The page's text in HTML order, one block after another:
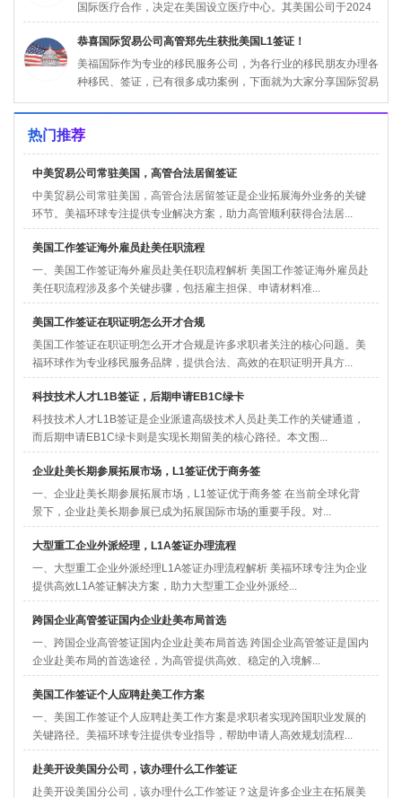
国际医疗合作，决定在美国设立医疗中心。其美国公司于2024
年3月...
恭喜国际贸易公司高管郑先生获批美国L1签证！
美福国际作为专业的移民服务公司，为各行业的移民朋友办理各
种移民、签证，已有很多成功案例，下面就为大家分享国际贸易
公司高管...
热门推荐
中美贸易公司常驻美国，高管合法居留签证
中美贸易公司常驻美国，高管合法居留签证是企业拓展海外业务的关键
环节。美福环球专注提供专业解决方案，助力高管顺利获得合法居...
美国工作签证海外雇员赴美任职流程
一、美国工作签证海外雇员赴美任职流程解析 美国工作签证海外雇员赴
美任职流程涉及多个关键步骤，包括雇主担保、申请材料准...
美国工作签证在职证明怎么开才合规
美国工作签证在职证明怎么开才合规是许多求职者关注的核心问题。美
福环球作为专业移民服务品牌，提供合法、高效的在职证明开具方...
科技技术人才L1B签证，后期申请EB1C绿卡
科技技术人才L1B签证是企业派遣高级技术人员赴美工作的关键通道，
而后期申请EB1C绿卡则是实现长期留美的核心路径。本文围...
企业赴美长期参展拓展市场，L1签证优于商务签
一、企业赴美长期参展拓展市场，L1签证优于商务签 在当前全球化背
景下，企业赴美长期参展已成为拓展国际市场的重要手段。对...
大型重工企业外派经理，L1A签证办理流程
一、大型重工企业外派经理L1A签证办理流程解析 美福环球专注为企业
提供高效L1A签证解决方案，助力大型重工企业外派经...
跨国企业高管签证国内企业赴美布局首选
一、跨国企业高管签证国内企业赴美布局首选 跨国企业高管签证是国内
企业赴美布局的首选途径，为高管提供高效、稳定的入境解...
美国工作签证个人应聘赴美工作方案
一、美国工作签证个人应聘赴美工作方案是求职者实现跨国职业发展的
关键路径。美福环球专注提供专业指导，帮助申请人高效规划流程...
赴美开设美国分公司，该办理什么工作签证
赴美开设美国分公司，该办理什么工作签证？这是许多企业主在拓展美